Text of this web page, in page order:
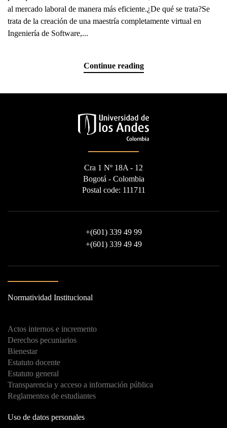
al mercado laboral de manera más eficiente.¿De qué se trata?Se
trata de la creación de una maestría completamente virtual en
Ingeniería de Software,...
Continue reading
Cra 1 Nº 18A - 12
Bogotá - Colombia
Postal code: 111711
+(601) 339 49 99
+(601) 339 49 49
Normatividad Institucional
Actos internos e incremento
Derechos pecuniarios
Bienestar
Estatuto docente
Estatuto general
Transparencia y acceso a información pública
Reglamentos de estudiantes
Uso de datos personales